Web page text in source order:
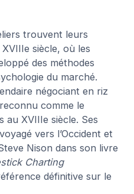
trouvent leurs
siècle, où les
des méthodes
du marché.
négociant en riz
comme le
au XVIIIe siècle. Ses
vers l’Occident et
Nison dans son livre
Charting
définitive sur le